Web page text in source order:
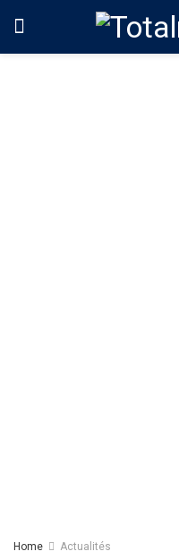
Home Actualités